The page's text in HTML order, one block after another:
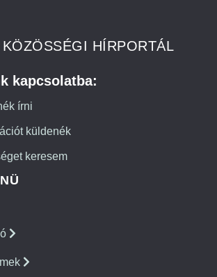
HÍRPORTÁL
kapcsolatba:
írni
küldenék
keresem